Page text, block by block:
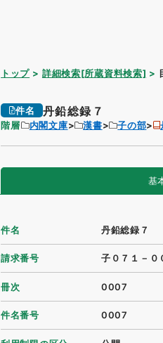
トップ 詳細検索[所蔵資料検索]
件名 丹鉛総録７
階層 内閣文庫 漢書 子の部
基
件名 丹鉛総録７
請求番号 子０７１－０
冊次 0007
件名番号 0007